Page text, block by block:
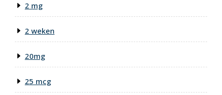
2 mg
2 weken
20mg
25 mcg